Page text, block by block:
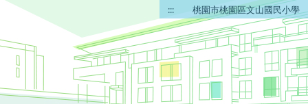
::: 桃園市桃園區文山國民小學